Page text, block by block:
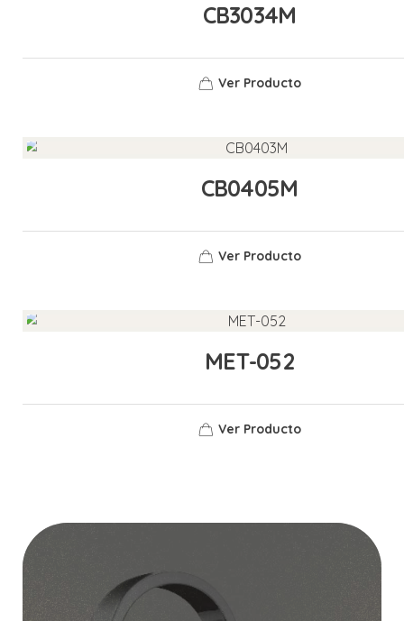
CB3034M
Ver Producto
CB0405M
Ver Producto
MET-052
Ver Producto